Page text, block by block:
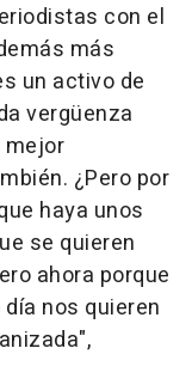
con el
más
un activo de
vergüenza
mejor
¿Pero por
haya unos
se quieren
ahora porque
nos quieren